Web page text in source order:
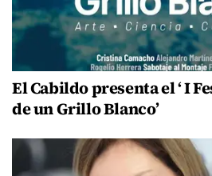
El Cabildo presenta el ‘ I
de un Grillo Blanco’